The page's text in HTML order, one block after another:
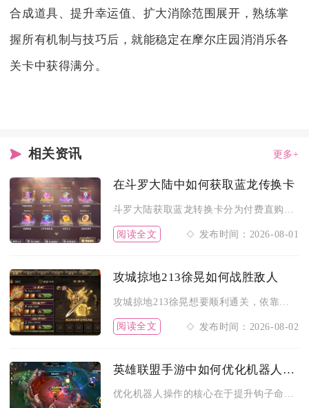
合成道具、提升幸运值、扩大消除范围展开，熟练掌
握所有机制与技巧后，就能稳定在摩尔庄园消消乐各
关卡中获得满分。
相关资讯 更多+
在斗罗大陆中如何获取蓝龙传换卡
阅读全文 发布时间：2026-08-01
攻城掠地213徐晃如何战胜敌人
阅读全文 发布时间：2026-08-02
英雄联盟手游中如何优化机器人的操作
优化机器人操作的核心在于提升钩子命中率、理顺技能控制链、区分...